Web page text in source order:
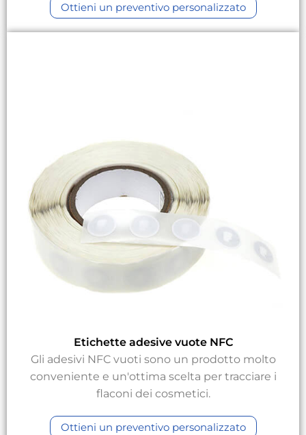
Ottieni un preventivo personalizzato
Etichette adesive vuote NFC
Gli adesivi NFC vuoti sono un prodotto molto
conveniente e un'ottima scelta per tracciare i
flaconi dei cosmetici.
Ottieni un preventivo personalizzato